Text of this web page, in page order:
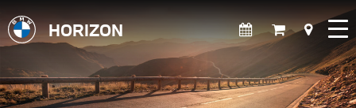
HORIZON